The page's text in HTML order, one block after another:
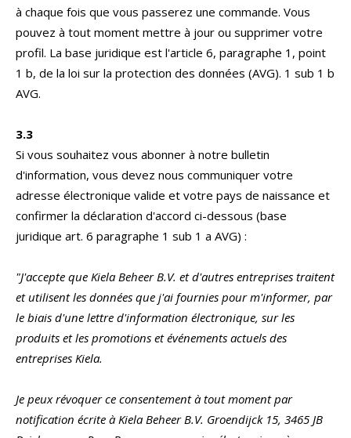
à chaque fois que vous passerez une commande. Vous
pouvez à tout moment mettre à jour ou supprimer votre
profil. La base juridique est l'article 6, paragraphe 1, point
1 b, de la loi sur la protection des données (AVG). 1 sub 1 b
AVG.
3.3
Si vous souhaitez vous abonner à notre bulletin
d'information, vous devez nous communiquer votre
adresse électronique valide et votre pays de naissance et
confirmer la déclaration d'accord ci-dessous (base
juridique art. 6 paragraphe 1 sub 1 a AVG) :
"J'accepte que Kiela Beheer B.V. et d'autres entreprises traitent
et utilisent les données que j'ai fournies pour m'informer, par
le biais d'une lettre d'information électronique, sur les
produits et les promotions et événements actuels des
entreprises Kiela.
Je peux révoquer ce consentement à tout moment par
notification écrite à Kiela Beheer B.V. Groendijck 15, 3465 JB